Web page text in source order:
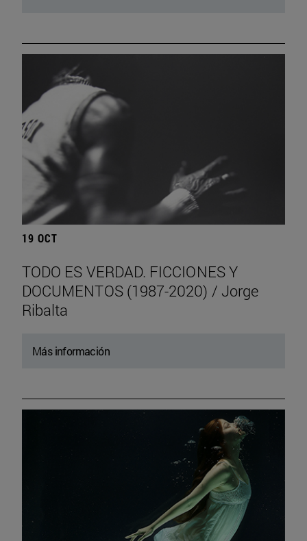
19 OCT
TODO ES VERDAD. FICCIONES Y
DOCUMENTOS (1987-2020) / Jorge
Ribalta
Más información